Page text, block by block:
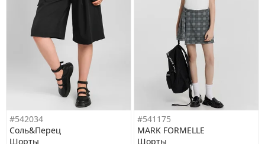
#542034
Соль&Перец
Шорты
#541175
MARK FORMELLE
Шорты